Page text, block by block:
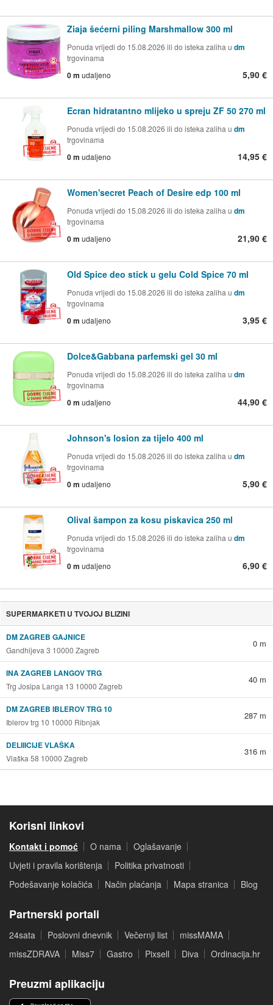
Ziaja šećerni piling Marshmallow 300 ml
Ponuda vrijedi do 15.08.2026 ili do isteka zaliha u dm
trgovinama
0 m udaljeno 5,90 €
Ecran hidratantno mlijeko u spreju ZF 50 270 ml
Ponuda vrijedi do 15.08.2026 ili do isteka zaliha u dm
trgovinama
0 m udaljeno 14,95 €
Women'secret Peach of Desire edp 100 ml
Ponuda vrijedi do 15.08.2026 ili do isteka zaliha u dm
trgovinama
0 m udaljeno 21,90 €
Old Spice deo stick u gelu Cold Spice 70 ml
Ponuda vrijedi do 15.08.2026 ili do isteka zaliha u dm
trgovinama
0 m udaljeno 3,95 €
Dolce&Gabbana parfemski gel 30 ml
Ponuda vrijedi do 15.08.2026 ili do isteka zaliha u dm
trgovinama
0 m udaljeno 44,90 €
Johnson's losion za tijelo 400 ml
Ponuda vrijedi do 15.08.2026 ili do isteka zaliha u dm
trgovinama
0 m udaljeno 5,90 €
Olival šampon za kosu piskavica 250 ml
Ponuda vrijedi do 15.08.2026 ili do isteka zaliha u dm
trgovinama
0 m udaljeno 6,90 €
SUPERMARKETI U TVOJOJ BLIZINI
DM ZAGREB GAJNICE
Gandhijeva 3 10000 Zagreb
0 m
INA ZAGREB LANGOV TRG
Trg Josipa Langa 13 10000 Zagreb
40 m
DM ZAGREB IBLEROV TRG 10
Iblerov trg 10 10000 Ribnjak
287 m
DELIIICIJE VLAŠKA
Vlaška 58 10000 Zagreb
316 m
Korisni linkovi
Kontakt i pomoć O nama
Oglašavanje
Uvjeti i pravila korištenja
Politika privatnosti
Podešavanje kolačića
Način plaćanja Mapa stranica Blog
Partnerski portali
24sata Poslovni dnevnik Večernji list
missMAMA
missZDRAVA
Miss7 Gastro Pixsell Diva Ordinacija.hr
Preuzmi aplikaciju